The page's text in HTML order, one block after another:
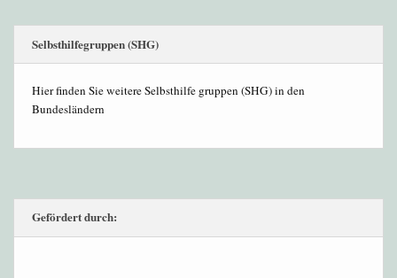
Selbsthilfegruppen (SHG)
Hier finden Sie weitere Selbsthilfe gruppen (SHG) in den
Bundesländern
Gefördert durch: